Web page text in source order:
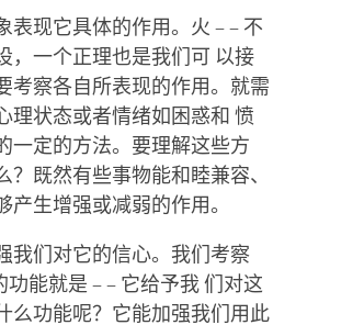
现它具体的作用。火 – – 不
，一个正理也是我们可 以接
考察各自所表现的作用。就需
理状态或者情绪如困惑和 愤
一定的方法。要理解这些方
既然有些事物能和睦兼容、
生增强或减弱的作用。
我们对它的信心。我们考察
能就是 – – 它给予我 们对这
么功能呢？它能加强我们用此